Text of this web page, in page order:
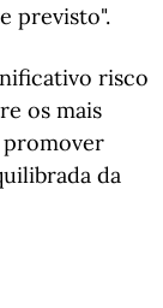
previsto".
risco
os mais
promover
da